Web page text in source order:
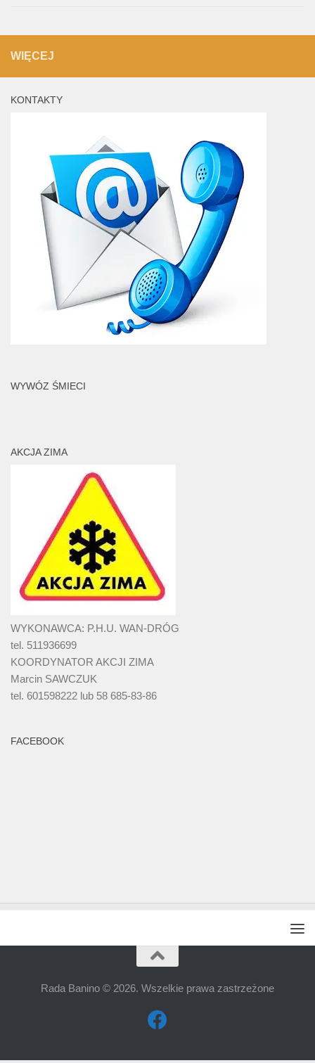
WIĘCEJ
KONTAKTY
WYWÓZ ŚMIECI
AKCJA ZIMA
WYKONAWCA: P.H.U. WAN-DRÓG
tel. 511936699
KOORDYNATOR AKCJI ZIMA
Marcin SAWCZUK
tel. 601598222 lub 58 685-83-86
FACEBOOK
Rada Banino © 2026. Wszelkie prawa zastrzeżone